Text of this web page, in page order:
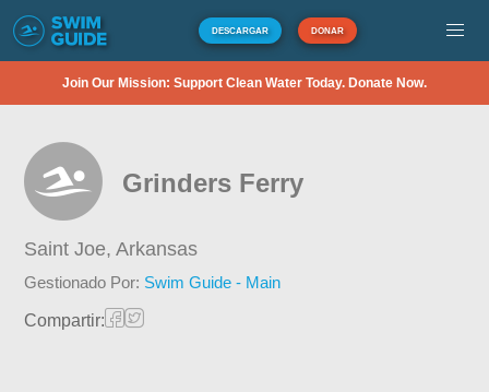
DESCARGAR DONAR
Join Our Mission: Support Clean Water Today. Donate Now.
Grinders Ferry
Saint Joe,Arkansas
Gestionado Por: Swim Guide - Main
Compartir: